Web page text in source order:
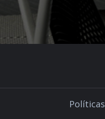
Políticas